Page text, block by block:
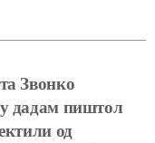
Звонко
дадам пиштол
од